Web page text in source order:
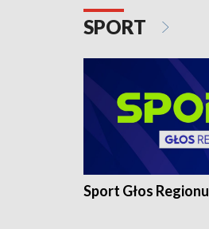
SPORT
Sport Głos Regionu